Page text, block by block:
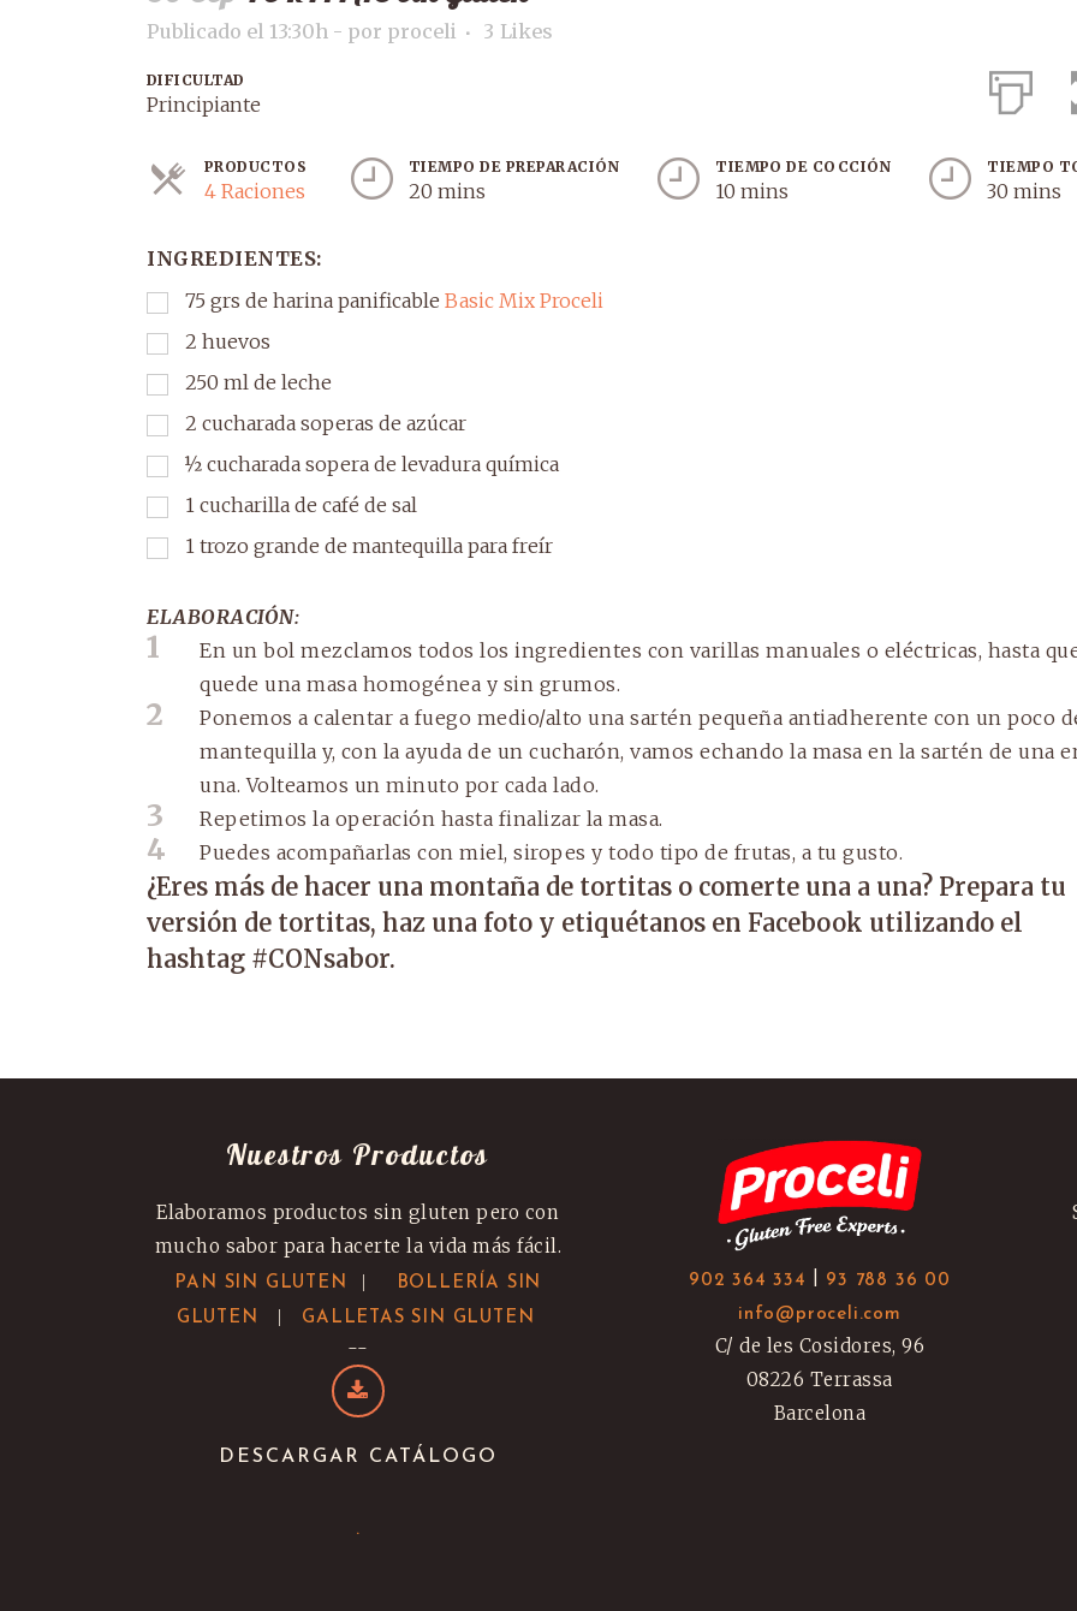
Publicado el 13:30h - por proceli 3 Likes
DIFICULTAD
Principiante
PRODUCTOS
4 Raciones Raciones
TIEMPO DE PREPARACIÓN
20 mins
TIEMPO DE COCCIÓN
10 mins
TIEMPO
30 mins
INGREDIENTES:
75 grs de harina panificable Basic Mix Proceli
2 huevos
250 ml de leche
2 cucharada soperas de azúcar
½ cucharada sopera de levadura química
1 cucharilla de café de sal
1 trozo grande de mantequilla para freír
ELABORACIÓN:
1
En un bol mezclamos todos los ingredientes con varillas manuales o eléctricas, hasta
quede una masa homogénea y sin grumos.
2
Ponemos a calentar a fuego medio/alto una sartén pequeña antiadherente con un poco
mantequilla y, con la ayuda de un cucharón, vamos echando la masa en la sartén de una
una. Volteamos un minuto por cada lado.
3 Repetimos la operación hasta finalizar la masa.
4 Puedes acompañarlas con miel, siropes y todo tipo de frutas, a tu gusto.
¿Eres más de hacer una montaña de tortitas o comerte una a una? Prepara tu
versión de tortitas, haz una foto y etiquétanos en Facebook utilizando el
hashtag #CONsabor.
Nuestros Productos
Elaboramos productos sin gluten pero con
mucho sabor para hacerte la vida más fácil.
PAN SIN GLUTEN |
BOLLERÍA SIN
GLUTEN
| GALLETAS SIN GLUTEN
--
DESCARGAR CATÁLOGO
.
902 364 334
93 788 36 00
info@proceli.com
C/ de les Cosidores, 96
08226 Terrassa
Barcelona